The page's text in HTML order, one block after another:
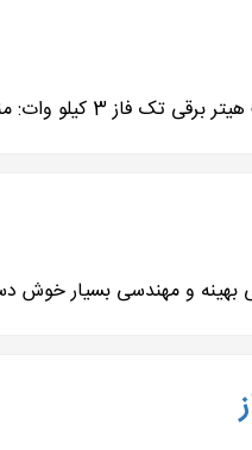
برای 70 متر مکعب جت...
و مهندسی بسیار خوش